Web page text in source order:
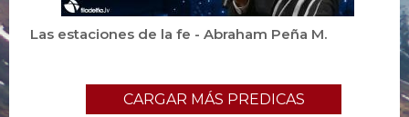
Las estaciones de la fe - Abraham Peña M.
CARGAR MÁS PREDICAS